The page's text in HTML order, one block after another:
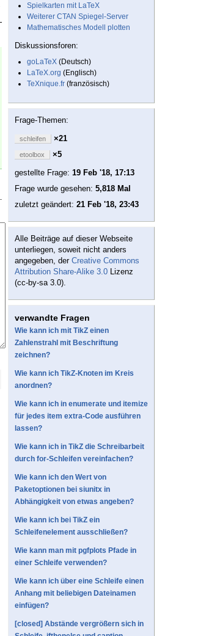
Spielkarten mit LaTeX
Weiterer CTAN Spiegel-Server
Mathematisches Modell plotten
Diskussionsforen:
goLaTeX (Deutsch)
LaTeX.org (Englisch)
TeXnique.fr (französisch)
Frage-Themen:
schleifen ×21
etoolbox
×5
gestellte Frage: 19 Feb '18, 17:13
Frage wurde gesehen: 5,818 Mal
zuletzt geändert: 21 Feb '18, 23:43
Alle Beiträge auf dieser Webseite
unterliegen, soweit nicht anders
angegeben, der Creative Commons
Attribution Share-Alike 3.0 Lizenz
(cc-by-sa 3.0).
verwandte Fragen
Wie kann ich mit TikZ einen
Zahlenstrahl mit Beschriftung
zeichnen?
Wie kann ich TikZ-Knoten im Kreis
anordnen?
Wie kann ich in enumerate und itemize
für jedes item extra-Code ausführen
lassen?
Wie kann ich in TikZ die Schreibarbeit
durch for-Schleifen vereinfachen?
Wie kann ich den Wert von
Paketoptionen bei siunitx in
Abhängigkeit von etwas angeben?
Wie kann ich bei TikZ ein
Schleifenelement ausschließen?
Wie kann man mit pgfplots Pfade in
einer Schleife verwenden?
Wie kann ich über eine Schleife einen
Anhang mit beliebigen Dateinamen
einfügen?
[closed] Abstände vergrößern sich in